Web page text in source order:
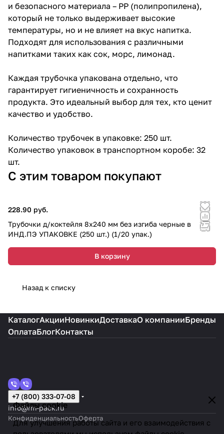
и безопасного материала – PP (полипропилена),
который не только выдерживает высокие
температуры, но и не влияет на вкус напитка.
Подходят для использования с различными
напитками таких как сок, морс, лимонад.
Каждая трубочка упакована отдельно, что
гарантирует гигиеничность и сохранность
продукта. Это идеальный выбор для тех, кто ценит
качество и удобство.
Количество трубочек в упаковке: 250 шт.
Количество упаковок в транспортном коробе: 32
шт.
С этим товаром покупают
228.90 руб.
Трубочки д/коктейля 8х240 мм без изгиба черные в
ИНД.ПЭ УПАКОВКЕ (250 шт.) (1/20 упак.)
В корзину
Назад к списку
Файлы cookie
Для улучшения работы сайта и его взаимодействия с
КаталогАкцииНовинкиДоставкаО компанииБренды
ОплатаБлогКонтакты
+7 (800) 333-07-08
info@rm-pack.ru
КонфиденциальностьОферта